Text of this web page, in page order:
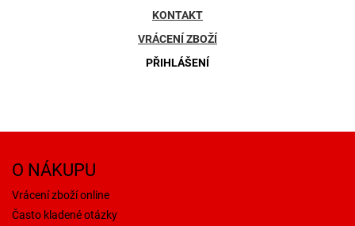
KONTAKT
VRÁCENÍ ZBOŽÍ
PŘIHLÁŠENÍ
O NÁKUPU
Vrácení zboží online
Často kladené otázky